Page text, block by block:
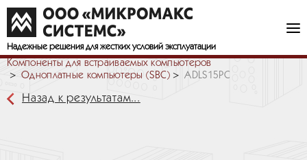
Надежные решения для жестких условий эксплуатации
Компоненты для встраиваемых компьютеров
Одноплатные компьютеры (SBC)
ADLS15PC
Назад к результатам...